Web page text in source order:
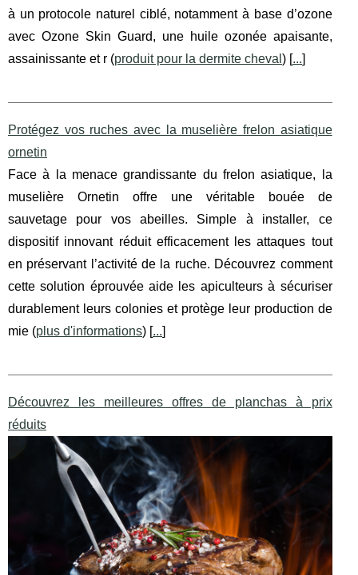
à un protocole naturel ciblé, notamment à base d’ozone
avec Ozone Skin Guard, une huile ozonée apaisante,
assainissante et r (produit pour la dermite cheval ) [...]
Protégez vos ruches avec la muselière frelon asiatique
ornetin
Face à la menace grandissante du frelon asiatique, la
muselière Ornetin offre une véritable bouée de
sauvetage pour vos abeilles. Simple à installer, ce
dispositif innovant réduit efficacement les attaques tout
en préservant l’activité de la ruche. Découvrez comment
cette solution éprouvée aide les apiculteurs à sécuriser
durablement leurs colonies et protège leur production de
mie (plus d'informations) [...]
Découvrez les meilleures offres de planchas à prix
réduits